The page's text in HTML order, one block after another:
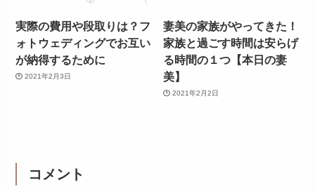
実際の費用や段取りは？フ
ォトウェディングでお互い
が納得するために
2021年2月3日
妻美の家族がやってきた！
家族と過ごす時間は安らげ
る時間の１つ【本日の妻
美】
2021年2月2日
コメント